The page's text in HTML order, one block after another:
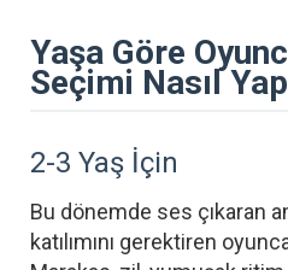
Yaşa Göre
Seçimi Nasıl
2-3 Yaş İçin
Bu dönemde ses çıkaran
katılımını gerektiren